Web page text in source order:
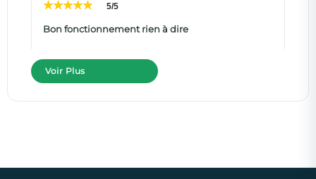
5/5
Bon fonctionnement rien à dire
Voir Plus